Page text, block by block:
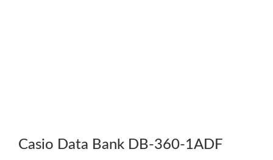
Casio Data Bank DB-360-1ADF